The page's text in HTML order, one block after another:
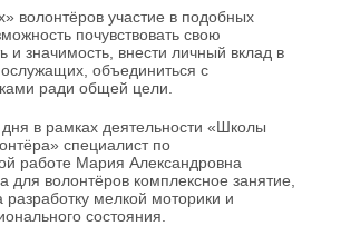
волонтёров участие в подобных
почувствовать свою
и значимость, внести личный вклад в
объединиться с
ради общей цели.
дня в рамках деятельности «Школы
специалист по
работе Мария Александровна
для волонтёров комплексное занятие,
мелкой моторики и
состояния.